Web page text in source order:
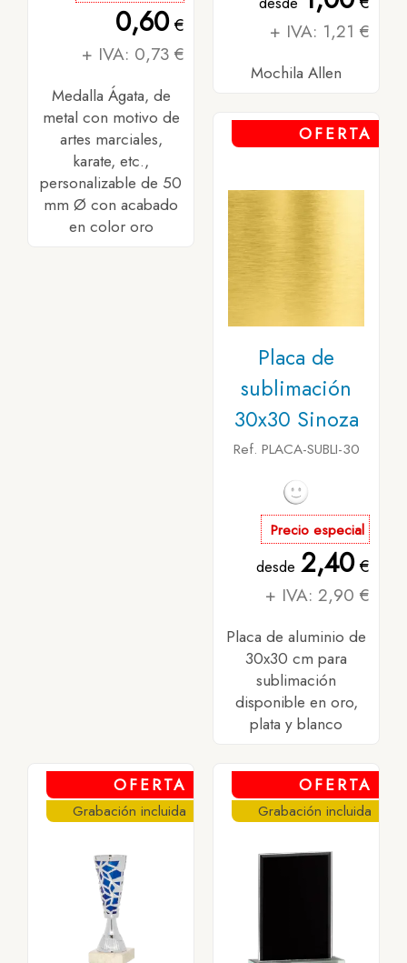
0,60€
+ IVA: 0,73 €
Medalla Ágata, de
metal con motivo de
artes marciales,
karate, etc.,
personalizable de 50
mm Ø con acabado
en color oro
+ IVA: 1,21 €
Mochila Allen
OFERTA
Placa de
sublimación
30x30 Sinoza
Ref. PLACA-SUBLI-30
Precio especial
desde 2,40€
+ IVA: 2,90 €
Placa de aluminio de
30x30 cm para
sublimación
disponible en oro,
plata y blanco
OFERTA
Grabación incluida
OFERTA
Grabación incluida